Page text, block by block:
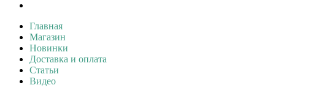
Главная
Магазин
Новинки
Доставка и оплата
Статьи
Видео